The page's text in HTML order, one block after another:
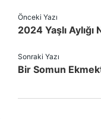
Önceki Yazı
2024 Yaşlı
Sonraki Yazı
Bir Somun